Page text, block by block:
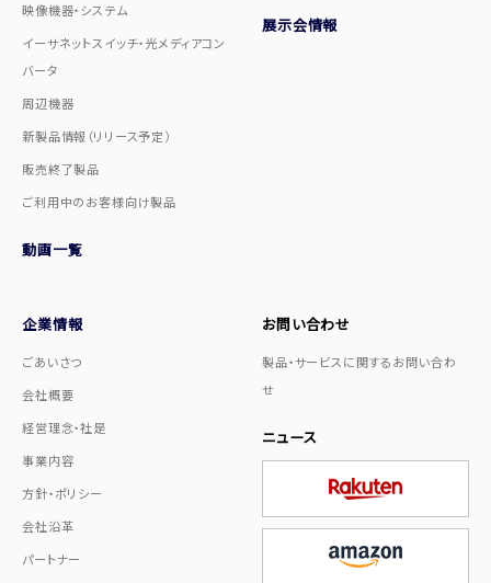
映像機器・システム
イーサネットスイッチ・光メディアコン
バータ
周辺機器
新製品情報（リリース予定）
販売終了製品
ご利用中のお客様向け製品
動画一覧
展示会情報
企業情報
ごあいさつ
会社概要
経営理念・社是
事業内容
方針・ポリシー
会社沿革
パートナー
お問い合わせ
製品・サービスに関するお問い合わ
せ
ニュース